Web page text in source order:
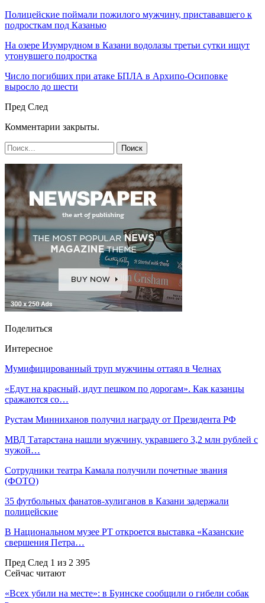
Полицейские поймали пожилого мужчину, пристававшего к
подросткам под Казанью
На озере Изумрудном в Казани водолазы третьи сутки ищут
утонувшего подростка
Число погибших при атаке БПЛА в Архипо-Осиповке
выросло до шести
Пред След
Комментарии закрыты.
Поделиться
Интересное
Мумифицированный труп мужчины оттаял в Челнах
«Едут на красный, идут пешком по дорогам». Как казанцы
сражаются со…
Рустам Минниханов получил награду от Президента РФ
МВД Татарстана нашли мужчину, укравшего 3,2 млн рублей с
чужой…
Сотрудники театра Камала получили почетные звания
(ФОТО)
35 футбольных фанатов-хулиганов в Казани задержали
полицейские
В Национальном музее РТ откроется выставка «Казанские
свершения Петра…
Пред След 1 из 2 395
Сейчас читают
«Всех убили на месте»: в Буинске сообщили о гибели собак